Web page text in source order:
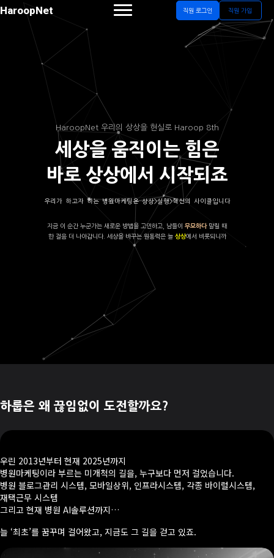
HaroopNet 직원 로그인 직원 가입
HaroopNet 우리의 상상을 현실로 Haroop 8th
세상을 움직이는 힘은
바로 상상에서 시작되죠
우리가 하고자 하는 병원마케팅은 상상>실행>혁신의 사이클입니다
지금 이 순간 누군가는 새로운 방법을 고민하고, 남들이 무모하다말릴 때
한 걸음 더 나아갑니다. 세상을 바꾸는 원동력은 늘 상상에서 비롯되니까
하룹은 왜 끊임없이 도전할까요?
우린 2013년부터 현재 2025년까지
병원마케팅이라 부르는 미개척의 길을, 누구보다 먼저 걸었습니다.
병원 블로그관리 시스템, 모바일상위, 인프라시스템, 각종 바이럴시스템,
재택근무 시스템
그리고 현재 병원 AI솔루션까지…
늘 ‘최초’를 꿈꾸며 걸어왔고, 지금도 그 길을 걷고 있죠.